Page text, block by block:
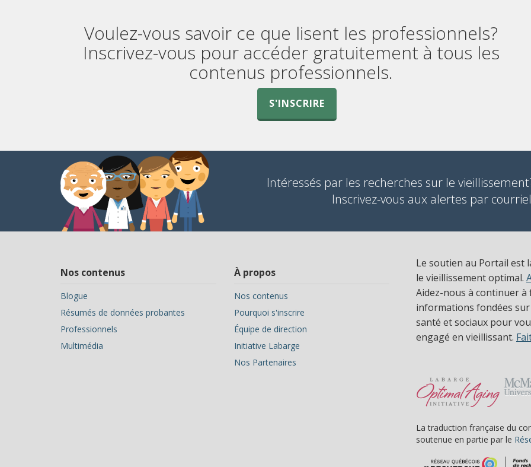
Voulez-vous savoir ce que lisent les professionnels?
Inscrivez-vous pour accéder gratuitement à tous les
contenus professionnels.
S'INSCRIRE
Intéressés par les recherches sur le
Inscrivez-vous aux alertes par
Nos contenus
Blogue
Résumés de données probantes
Professionnels
Multimédia
À propos
Nos contenus
Pourquoi s'inscrire
Équipe de direction
Initiative Labarge
Nos Partenaires
Le soutien au Portail est
le vieillissement optimal.
Aidez-nous à continuer à
informations fondées
santé et sociaux pour
engagé en vieillissant.
La traduction française du
soutenue en partie par le